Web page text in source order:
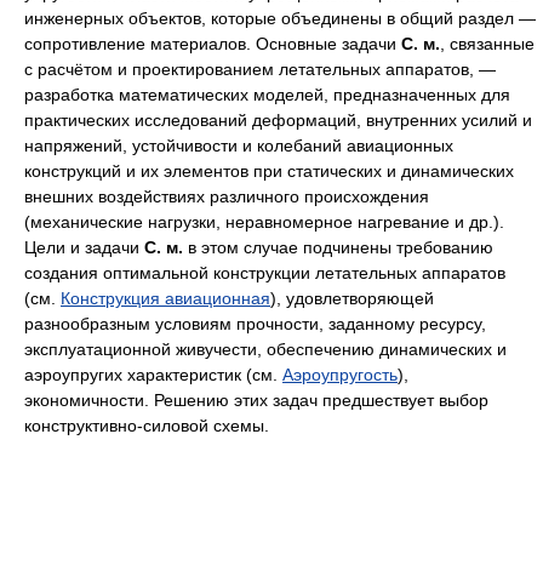
инженерных объектов, которые объединены в общий раздел —
сопротивление материалов. Основные задачи С. м. , связанные
с расчётом и проектированием летательных аппаратов, —
разработка математических моделей, предназначенных для
практических исследований деформаций, внутренних усилий и
напряжений, устойчивости и колебаний авиационных
конструкций и их элементов при статических и динамических
внешних воздействиях различного происхождения
(механические нагрузки, неравномерное нагревание и др.).
Цели и задачи С. м. в этом случае подчинены требованию
создания оптимальной конструкции летательных аппаратов
(см. Конструкция авиационная), удовлетворяющей
разнообразным условиям прочности, заданному ресурсу,
эксплуатационной живучести, обеспечению динамических и
аэроупругих характеристик (см. Аэроупругость),
экономичности. Решению этих задач предшествует выбор
конструктивно-силовой схемы.